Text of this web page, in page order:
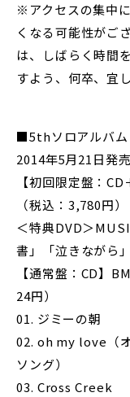
※アクセスの集中
くなる可能性がご
は、しばらく時間
すよう、何卒、宜
■5thソロアルバム
2014年5月21日発売
【初回限定盤：
（税込：3,780円）
＜特典DVD＞
書」「泣きながら
【通常盤：CD】
24円）
01. ジミーの朝
02. oh my love（
ソング）
03. Cross Creek